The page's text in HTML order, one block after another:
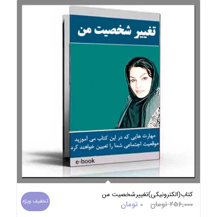
کتاب(الکترونیکی)تغییرشخصیت من
256,000 تومان
قیمت
0 تومانقیمت
تخفیف ویژه